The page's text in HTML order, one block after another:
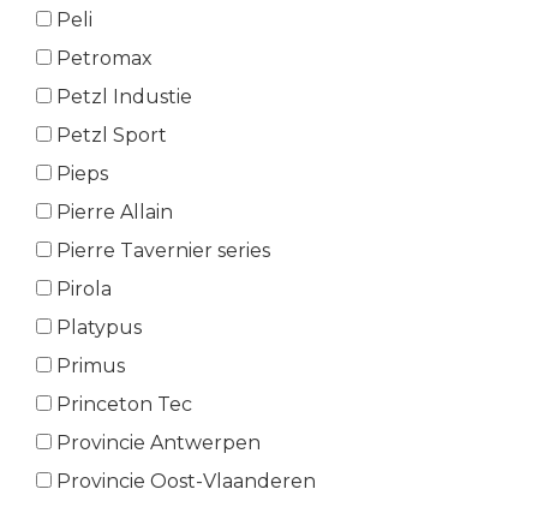
Peli
Petromax
Petzl Industie
Petzl Sport
Pieps
Pierre Allain
Pierre Tavernier series
Pirola
Platypus
Primus
Princeton Tec
Provincie Antwerpen
Provincie Oost-Vlaanderen